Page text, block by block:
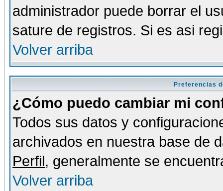
administrador puede borrar el
sature de registros. Si es asi
Volver arriba
Preferencias
¿Cómo puedo cambiar mi
Todos sus datos y
archivados en nuestra base de
Perfil, generalmente se
Volver arriba